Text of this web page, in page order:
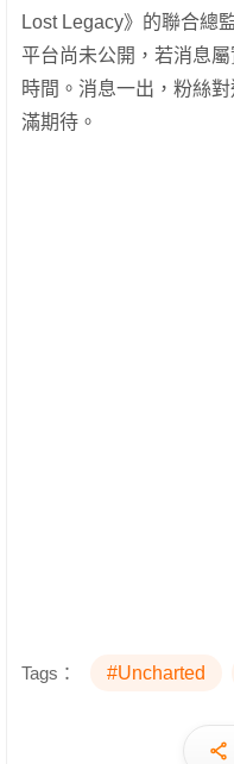
Lost Legacy》的聯合總
平台尚未公開，若消息
時間。消息一出，粉絲
滿期待。
Tags： #Uncharted